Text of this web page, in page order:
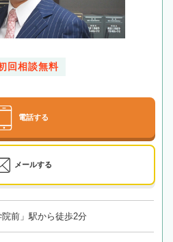
回相談無料
電話する
メールする
前」駅から徒歩2分